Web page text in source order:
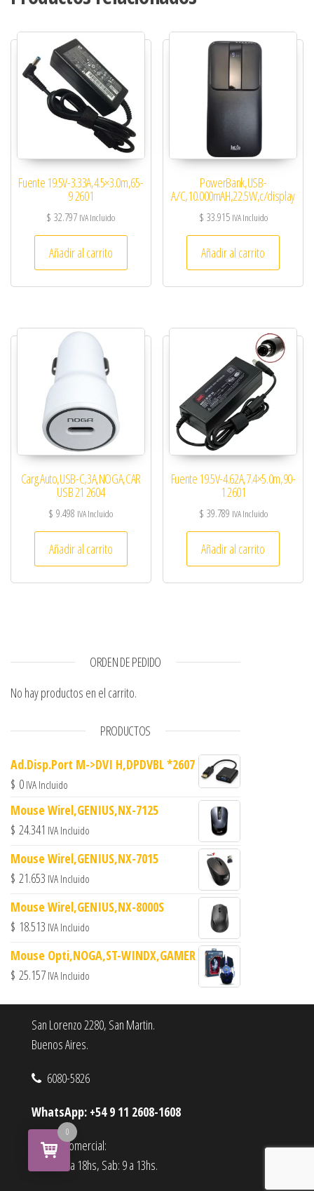
Fuente 19.5V-3.33A,4.5×3.0m,65-
9 2601
$ 32.797 IVA Incluido
Añadir al carrito
PowerBank,USB-
A/C,10.000mAH,22.5W,c/display
$ 33.915 IVA Incluido
Añadir al carrito
Carg.Auto,USB-C,3A,NOGA,CAR
USB 21 2604
$ 9.498 IVA Incluido
Añadir al carrito
Fuente 19.5V-4.62A,7.4×5.0m,90-
1 2601
$ 39.789 IVA Incluido
Añadir al carrito
ORDEN DE PEDIDO
No hay productos en el carrito.
PRODUCTOS
Ad.Disp.Port M->DVI H,DPDVBL *2607
$ 0 IVA Incluido
Mouse Wirel,GENIUS,NX-7125
$ 24.341 IVA Incluido
Mouse Wirel,GENIUS,NX-7015
$ 21.653 IVA Incluido
Mouse Wirel,GENIUS,NX-8000S
$ 18.513 IVA Incluido
Mouse Opti,NOGA,ST-WINDX,GAMER
$ 25.157 IVA Incluido
San Lorenzo 2280, San Martin.
Buenos Aires.
6080-5826
WhatsApp: +54 9 11 2608-1608
Horario comercial:
Lu a Vi : 9 a 18hs, Sab: 9 a 13hs.
0